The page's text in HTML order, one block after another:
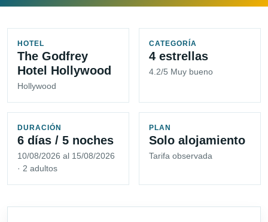
HOTEL
The Godfrey
Hotel Hollywood
Hollywood
CATEGORÍA
4 estrellas
4.2/5 Muy bueno
DURACIÓN
6 días / 5 noches
10/08/2026 al 15/08/2026
· 2 adultos
PLAN
Solo alojamiento
Tarifa observada